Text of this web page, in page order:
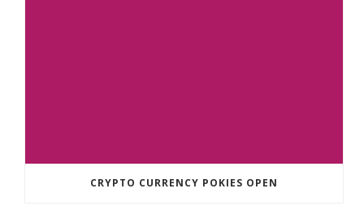
CRYPTO CURRENCY POKIES OPEN